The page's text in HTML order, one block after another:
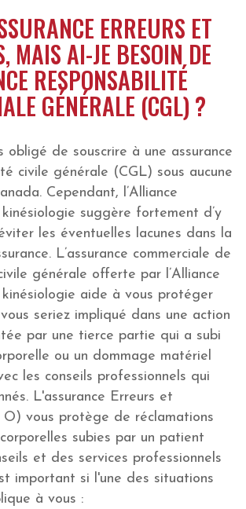
ERREURS ET
MAIS AI-JE BESOIN DE
RESPONSABILITÉ
GÉNÉRALE (CGL) ?
obligé de souscrire à une assurance
civile générale (CGL) sous aucune
Cependant, l’Alliance
suggère fortement d’y
les éventuelles lacunes dans la
L’assurance commerciale de
générale offerte par l’Alliance
aide à vous protéger
seriez impliqué dans une action
par une tierce partie qui a subi
ou un dommage matériel
les conseils professionnels qui
L'assurance Erreurs et
O) vous protège de réclamations
subies par un patient
et des services professionnels
important si l'une des situations
à vous :